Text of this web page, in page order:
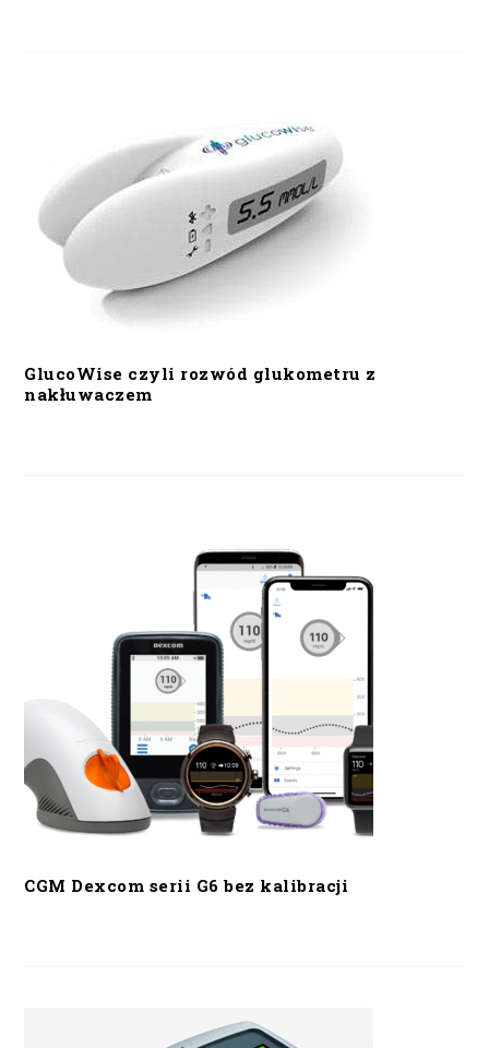
GlucoWise czyli rozwód glukometru z
nakłuwaczem
CGM Dexcom serii G6 bez kalibracji